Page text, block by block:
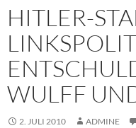
HITLER-
WULFF
2. JULI 2010 ADMINE